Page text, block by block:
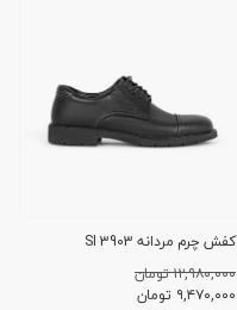
کفش چرم مردانه SI 3903
۱۲,۹۸۰,۰۰۰ تومان
۹,۴۷۰,۰۰۰ تومان